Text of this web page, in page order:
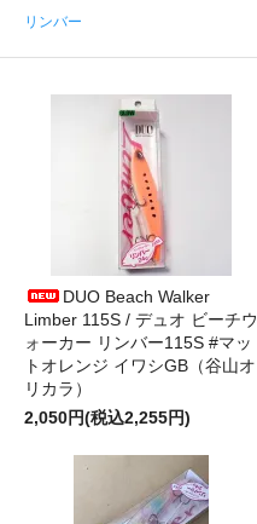
リンバー
DUO Beach Walker
Limber 115S / デュオ ビーチウ
ォーカー リンバー115S #マッ
トオレンジ イワシGB（谷山オ
リカラ）
2,050円(税込2,255円)